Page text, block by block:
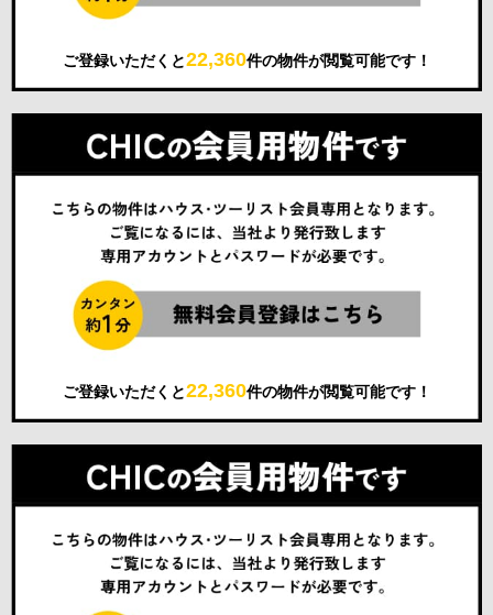
ご登録いただくと22,360件の物件が閲覧可能です！
ご登録いただくと22,360件の物件が閲覧可能です！